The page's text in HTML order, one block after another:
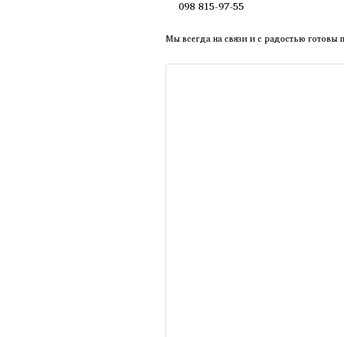
098 815-97-55
Мы всегда на связи и с радостью